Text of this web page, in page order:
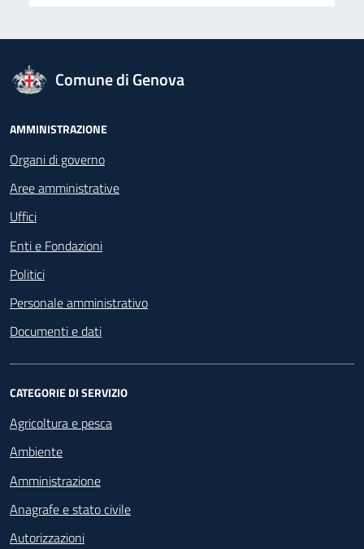
logo Unione Europea
Comune di Genova
Footer - Navigazione
AMMINISTRAZIONE
Organi di governo
Aree amministrative
Uffici
Enti e Fondazioni
Politici
Personale amministrativo
Documenti e dati
CATEGORIE DI SERVIZIO
Agricoltura e pesca
Ambiente
Amministrazione
Anagrafe e stato civile
Autorizzazioni